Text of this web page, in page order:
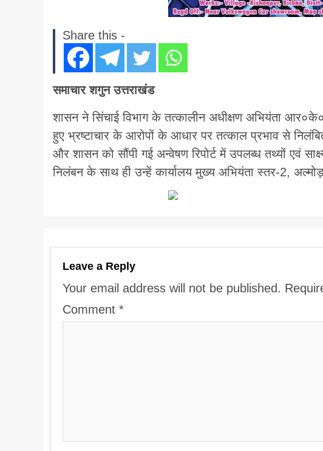
Share this -
समाचार शगुन उत्तराखंड
शासन ने सिंचाई विभाग के तत्कालीन अधीक्षण अभियंता आर०के०
हुए भ्रष्टाचार के आरोपों के आधार पर तत्काल प्रभाव से
और शासन को सौंपी गई अन्वेषण रिपोर्ट में उपलब्ध तथ्यों एवं
निलंबन के साथ ही उन्हें कार्यालय मुख्य अभियंता स्तर-2,
Leave a Reply
Your email address will not be published.
Comment *